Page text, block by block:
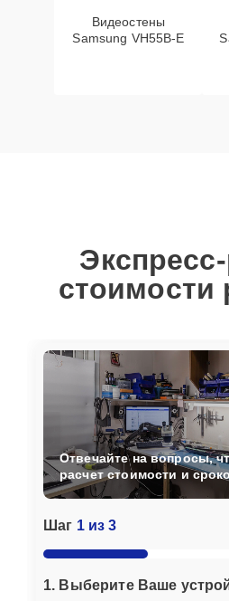
Видеостены
Samsung VH55B-E
стоимости
Шаг 1 из 3
1. Выберите Ваше
Отвечайте на вопросы,
расчет стоимости и